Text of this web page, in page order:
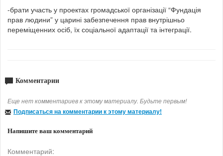
-брати участь у проектах громадської організації “Фундація
прав людини” у царині забезпечення прав внутрішньо
переміщенних осіб, їх соціальної адаптації та інтеграції.
Комментарии
Еще нет комментариев к этому материалу. Будьте первым!
Подписаться на комментарии к этому материалу!
Напишите ваш комментарий
Комментарий: